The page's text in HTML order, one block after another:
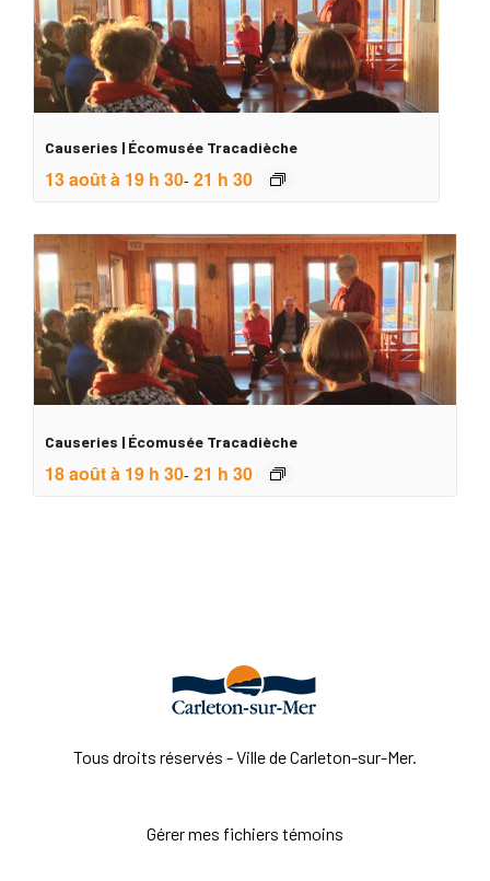
Causeries | Écomusée Tracadièche
13 août à 19 h 30- 21 h 30
Causeries | Écomusée Tracadièche
18 août à 19 h 30- 21 h 30
Tous droits réservés - Ville de Carleton-sur-Mer.
Gérer mes fichiers témoins